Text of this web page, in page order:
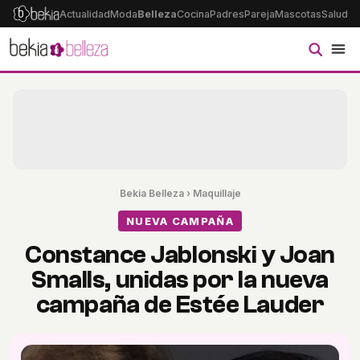
ActualidadModaBellezaCocinaPadresParejaMascotasSalud
Bekia Belleza› Maquillaje
NUEVA CAMPAÑA
Constance Jablonski y Joan
Smalls, unidas por la nueva
campaña de Estée Lauder